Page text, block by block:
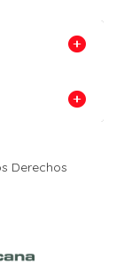
Derechos